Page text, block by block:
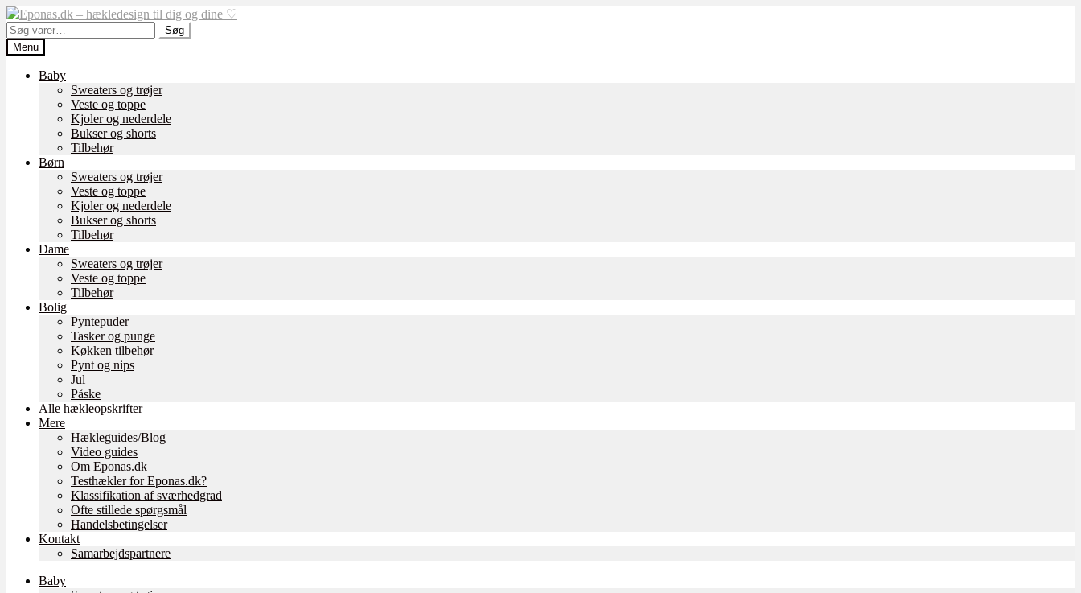
Spring
til
navigation
Spring
til
indhold
Søg
efter:
Søg
Menu
Baby
Sweaters og trøjer
Veste og toppe
Kjoler og nederdele
Bukser og shorts
Tilbehør
Børn
Sweaters og trøjer
Veste og toppe
Kjoler og nederdele
Bukser og shorts
Tilbehør
Dame
Sweaters og trøjer
Veste og toppe
Tilbehør
Bolig
Pyntepuder
Tasker og punge
Køkken tilbehør
Pynt og nips
Jul
Påske
Alle hækleopskrifter
Mere
Hækleguides/Blog
Video guides
Om Eponas.dk
Testhækler for Eponas.dk?
Klassifikation af sværhedgrad
Ofte stillede spørgsmål
Handelsbetingelser
Kontakt
Samarbejdspartnere
Baby